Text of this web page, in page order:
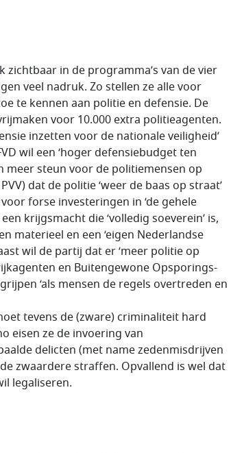
in de programma’s van de vier
veel nadruk. Zo stellen ze alle voor
te kennen aan politie en defensie. De
voor 10.000 extra politieagenten.
inzetten voor de nationale veiligheid’
wil een ‘hoger defensiebudget ten
meer steun voor de politiemensen op
dat de politie ‘weer de baas op straat’
forse investeringen in ‘de gehele
krijgsmacht die ‘volledig soeverein’ is,
materieel en een ‘eigen Nederlandse
wil de partij dat er ‘meer politie op
en Buitengewone Opsporings­
‘als mensen de regels overtreden en
tevens de (zware) criminaliteit hard
eisen ze de invoering van
delicten (met name zedenmisdrijven
zwaardere straffen. Opvallend is wel dat
legaliseren.